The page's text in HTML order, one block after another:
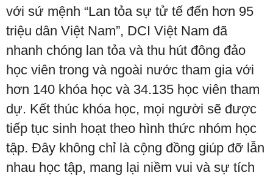
với sứ mệnh “Lan tỏa sự tử tế đến hơn 95
triệu dân Việt Nam”, DCI Việt Nam đã
nhanh chóng lan tỏa và thu hút đông đảo
học viên trong và ngoài nước tham gia với
hơn 140 khóa học và 34.135 học viên tham
dự. Kết thúc khóa học, mọi người sẽ được
tiếp tục sinh hoạt theo hình thức nhóm học
tập. Đây không chỉ là cộng đồng giúp đỡ lẫn
nhau học tập, mang lại niềm vui và sự tích